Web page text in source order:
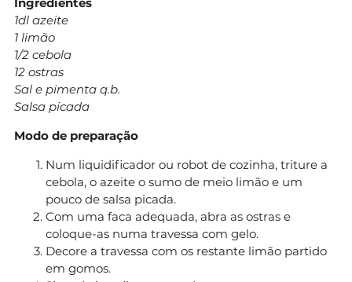
1dl azeite
1 limão
1/2 cebola
12 ostras
Sal e pimenta q.b.
Salsa picada
Modo de preparação
Num liquidificador ou robot de cozinha, triture a
cebola, o azeite o sumo de meio limão e um
pouco de salsa picada.
Com uma faca adequada, abra as ostras e
coloque-as numa travessa com gelo.
Decore a travessa com os restante limão partido
em gomos.